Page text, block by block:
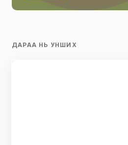
ДАРАА НЬ УНШИХ